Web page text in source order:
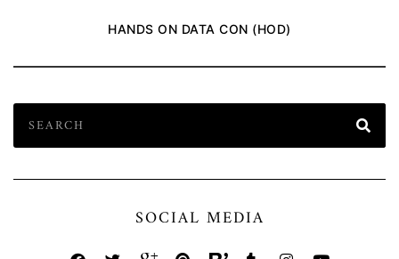
HANDS ON DATA CON (HOD)
SOCIAL MEDIA